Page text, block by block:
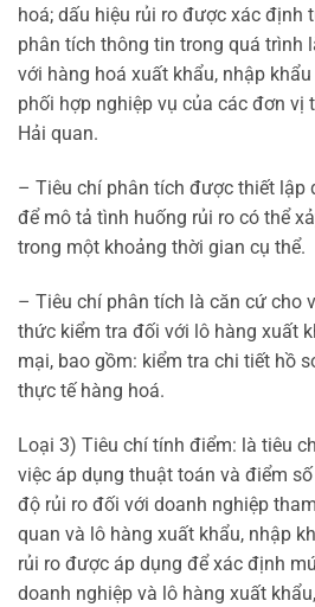
hoá; dấu hiệu rủi ro được xác định
phân tích thông tin trong quá trình
với hàng hoá xuất khẩu, nhập
phối hợp nghiệp vụ của các đơn vị
Hải quan.
– Tiêu chí phân tích được thiết lập
để mô tả tình huống rủi ro có thể
trong một khoảng thời gian cụ thể.
– Tiêu chí phân tích là căn cứ cho
thức kiểm tra đối với lô hàng xuất
mại, bao gồm: kiểm tra chi tiết hồ
thực tế hàng hoá.
Loại 3) Tiêu chí tính điểm: là tiêu
việc áp dụng thuật toán và điểm
độ rủi ro đối với doanh nghiệp
quan và lô hàng xuất khẩu, nhập
rủi ro được áp dụng để xác định
doanh nghiệp và lô hàng xuất